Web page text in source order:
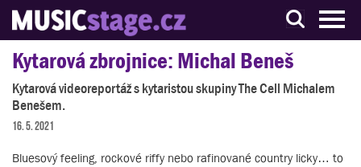
S muzikanty pro muzikanty
Kytarová zbrojnice: Michal Beneš
Kytarová videoreportáž s kytaristou skupiny The Cell Michalem
Benešem.
16. 5. 2021
Bluesový feeling, rockové riffy nebo rafinované country licky… to